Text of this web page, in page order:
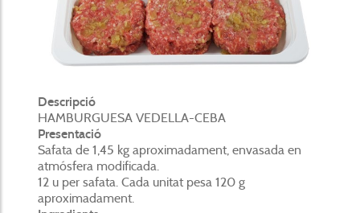
Descripció
HAMBURGUESA VEDELLA-CEBA
Presentació
Safata de 1,45 kg aproximadament, envasada en
atmósfera modificada.
12 u per safata. Cada unitat pesa 120 g
aproximadament.